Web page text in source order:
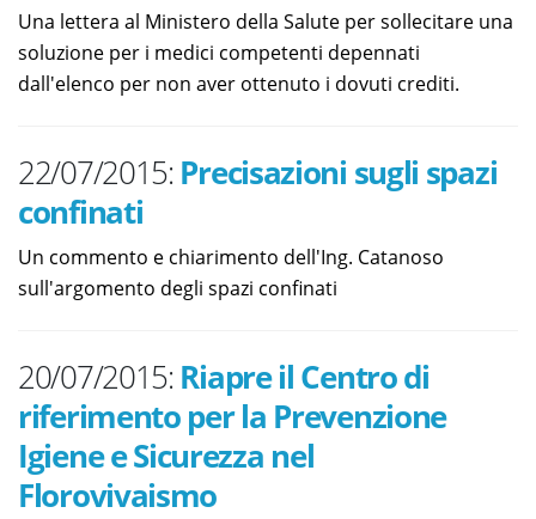
Una lettera al Ministero della Salute per sollecitare una
soluzione per i medici competenti depennati
dall'elenco per non aver ottenuto i dovuti crediti.
22/07/2015: Precisazioni sugli spazi
confinati
Un commento e chiarimento dell'Ing. Catanoso
sull'argomento degli spazi confinati
20/07/2015: Riapre il Centro di
riferimento per la Prevenzione
Igiene e Sicurezza nel
Florovivaismo